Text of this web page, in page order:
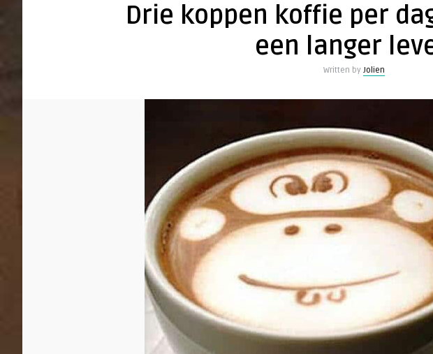
koffie
dag
Drie koppen koffie per
een langer
Written by Jolien